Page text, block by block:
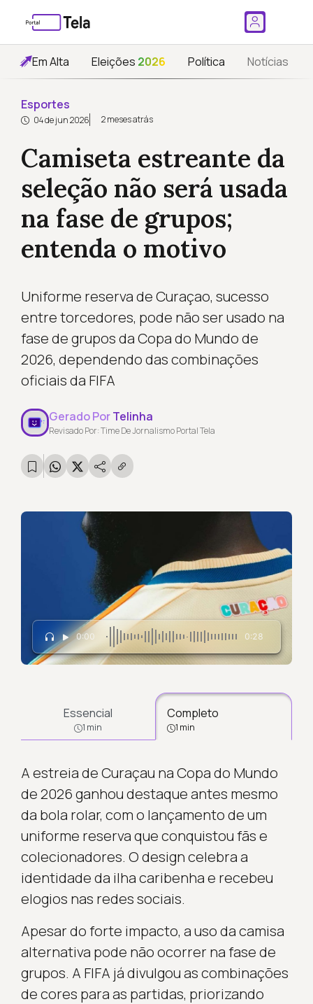
Em Alta Eleições 2026 Política Notícias
Esportes
04 de jun 2026 2 meses atrás
Camiseta estreante da
seleção não será usada
na fase de grupos;
entenda o motivo
Uniforme reserva de Curaçao, sucesso
entre torcedores, pode não ser usado na
fase de grupos da Copa do Mundo de
2026, dependendo das combinações
oficiais da FIFA
Gerado PorTelinha
Revisado Por: Time De Jornalismo Portal Tela
0:00 0:28
Essencial
1 min
Completo
1 min
A estreia de Curaçau na Copa do Mundo
de 2026 ganhou destaque antes mesmo
da bola rolar, com o lançamento de um
uniforme reserva que conquistou fãs e
colecionadores. O design celebra a
identidade da ilha caribenha e recebeu
elogios nas redes sociais.
Apesar do forte impacto, a uso da camisa
alternativa pode não ocorrer na fase de
grupos. A FIFA já divulgou as combinações
de cores para as partidas, priorizando